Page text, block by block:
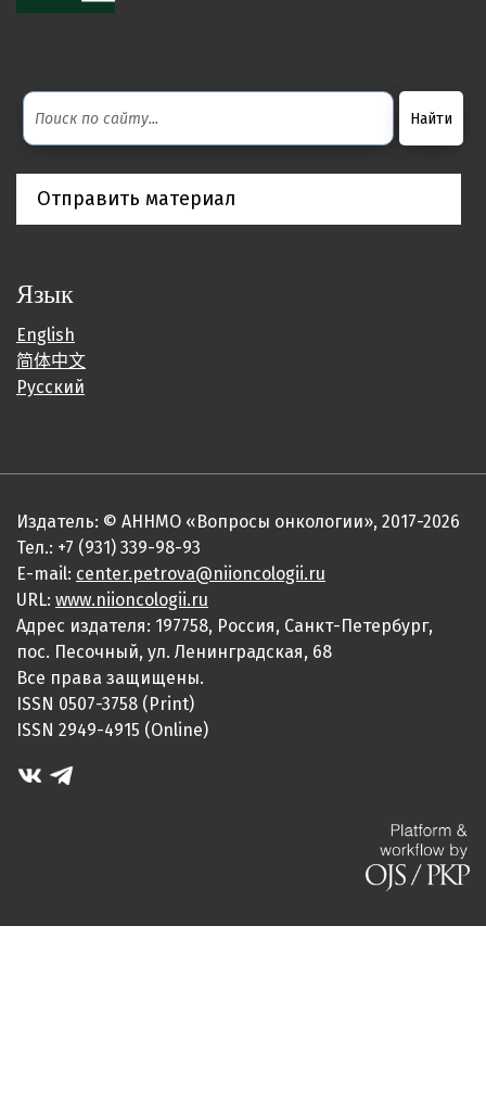
Отправить материал
Язык
English
简体中文
Русский
Издатель: © АННМО «Вопросы онкологии», 2017-2026
Тел.: +7 (931) 339-98-93
E-mail: center.petrova@niioncologii.ru
URL: www.niioncologii.ru
Адрес издателя: 197758, Россия, Санкт-Петербург,
пос. Песочный, ул. Ленинградская, 68
Все права защищены.
ISSN 0507-3758 (Print)
ISSN 2949-4915 (Online)